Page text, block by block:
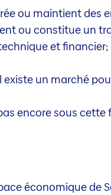
ou maintient des
ou constitue un
et
un marché
encore sous cette
économique de